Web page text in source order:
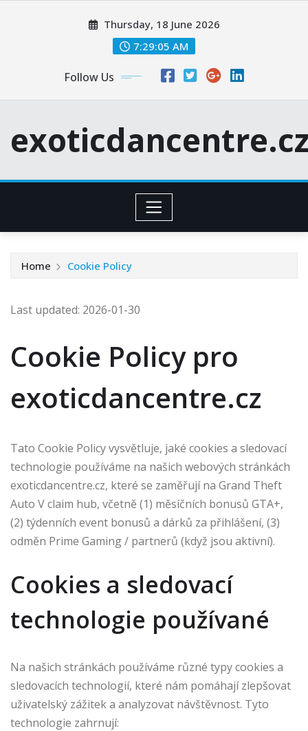
Thursday, 18 June 2026
7:29:05 AM
Follow Us
Home Cookie Policy
Last updated: 2026-01-30
Cookie Policy pro
exoticdancentre.cz
Tato Cookie Policy vysvětluje, jaké cookies a sledovací
technologie používáme na našich webových stránkách
exoticdancentre.cz, které se zaměřují na Grand Theft
Auto V claim hub, včetně (1) měsíčních bonusů GTA+,
(2) týdenních event bonusů a dárků za přihlášení, (3)
odměn Prime Gaming / partnerů (když jsou aktivní).
Cookies a sledovací
technologie používané
Na našich stránkách používáme různé typy cookies a
sledovacích technologií, které nám pomáhají zlepšovat
uživatelský zážitek a analyzovat návštěvnost. Tyto
technologie zahrnují: